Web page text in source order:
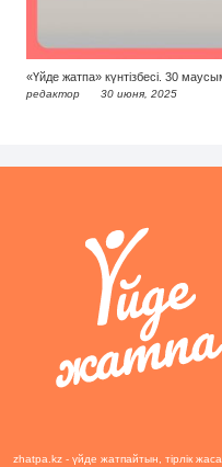
«Үйде жатпа» күнтізбесі. 30
редактор 30 июня, 2025
zhatpa.kz - үйде жатпайтын, тірлік